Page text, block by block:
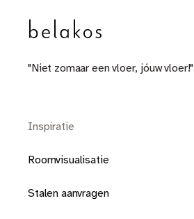
"Niet zomaar een vloer, jóuw vloer!"
Inspiratie
Roomvisualisatie
Stalen aanvragen